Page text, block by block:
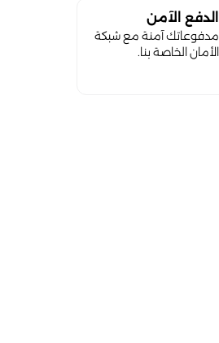
الدفع الآمن
مدفوعاتك آمنة مع شبكة
الأمان الخاصة بنا.